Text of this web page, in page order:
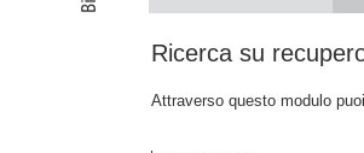
Ricerca su
Attraverso questo modulo